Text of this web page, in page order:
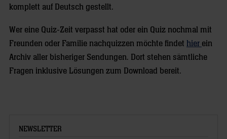
komplett auf Deutsch gestellt.
Wer eine Quiz-Zeit verpasst hat oder ein Quiz nochmal mit
Freunden oder Familie nachquizzen möchte findet hier ein
Archiv aller bisheriger Sendungen. Dort stehen sämtliche
Fragen inklusive Lösungen zum Download bereit.
NEWSLETTER